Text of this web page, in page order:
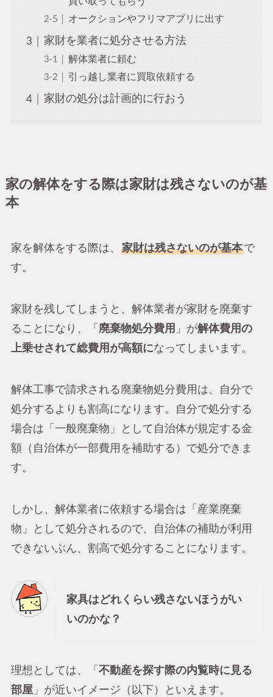
オークションやフリマアプリに出す
家財を業者に処分させる方法
解体業者に頼む
引っ越し業者に買取依頼する
家財の処分は計画的に行おう
家の解体をする際は家財は残さないのが基
本
家を解体をする際は、 家財は残さないのが基本で
す。
家財を残してしまうと、解体業者が家財を廃棄す
ることになり、「 廃棄物処分費用 」が解体費用の
上乗せされて総費用が高額になってしまいます。
解体工事で請求される廃棄物処分費用は、自分で
処分するよりも割高になります。自分で処分する
場合は「一般廃棄物」として自治体が規定する金
額（自治体が一部費用を補助する）で処分できま
す。
しかし、解体業者に依頼する場合は「産業廃棄
物」として処分されるので、自治体の補助が利用
できないぶん、割高で処分することになります。
家具はどれくらい残さないほうがい
いのかな？
理想としては、「 不動産を探す際の内覧時に見る
部屋 」が近いイメージ（以下）といえます。